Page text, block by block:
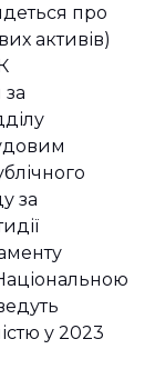
про
активів)
за
у 2023